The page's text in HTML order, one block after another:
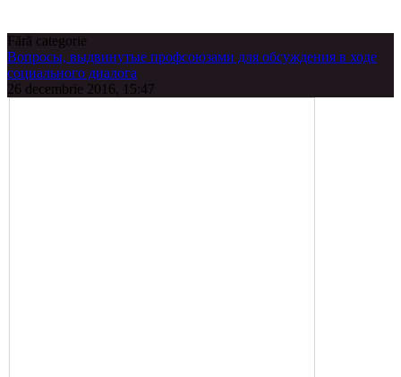
Fără categorie
Вопросы, выдвинутые профсоюзами для обсуждения в ходе
социального диалога
26 decembrie 2016, 15:47